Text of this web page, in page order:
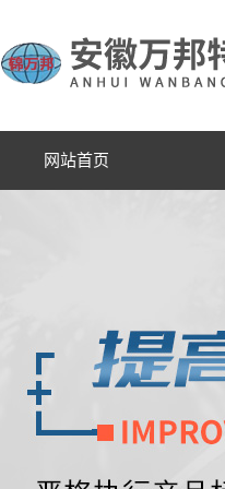
网站首页